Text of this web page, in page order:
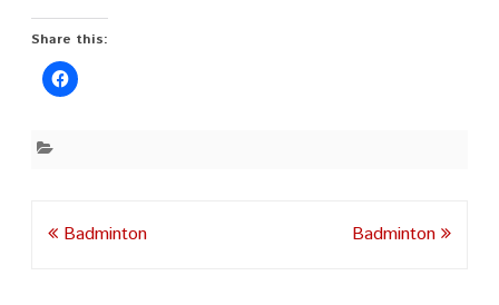
Share this:
PostBadminton Badminton